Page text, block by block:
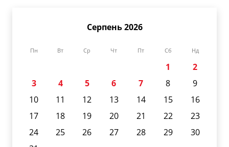
Серпень 2026
Пн Вт Ср Чт Пт Сб Нд
1
2
3
4 5 6 7 8
9
10
11 12 13 14 15
16
17
18 19 20 21 22
23
24
25 26 27 28 29
30